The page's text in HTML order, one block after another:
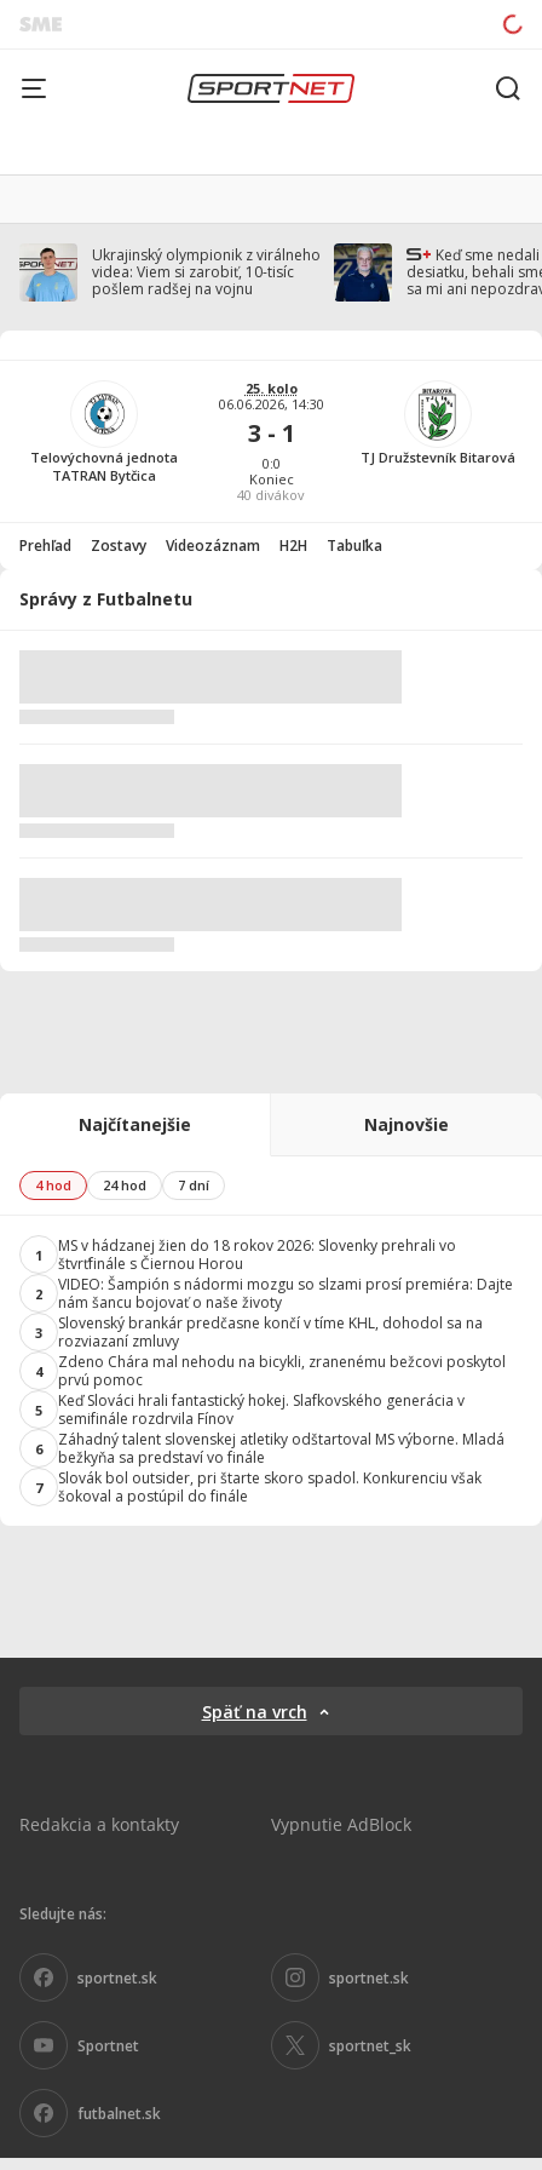
Ukrajinský olympionik z virálneho
videa: Viem si zarobiť, 10-tisíc
pošlem radšej na vojnu
Keď sme
desiatku, behali
sa mi ani
Telovýchovná jednota
TATRAN Bytčica
25. kolo
06.06.2026, 14:30
3 - 1
0:0
Koniec
40 divákov
TJ Družstevník Bitarová
Prehľad Zostavy Videozáznam H2H Tabuľka
Správy z Futbalnetu
Najčítanejšie Najnovšie
4 hod 24 hod 7 dní
1
MS v hádzanej žien do 18 rokov 2026: Slovenky prehrali vo
štvrťfinále s Čiernou Horou
2
VIDEO: Šampión s nádormi mozgu so slzami prosí premiéra: Dajte
nám šancu bojovať o naše životy
3
Slovenský brankár predčasne končí v tíme KHL, dohodol sa na
rozviazaní zmluvy
4
Zdeno Chára mal nehodu na bicykli, zranenému bežcovi poskytol
prvú pomoc
5
Keď Slováci hrali fantastický hokej. Slafkovského generácia v
semifinále rozdrvila Fínov
6
Záhadný talent slovenskej atletiky odštartoval MS výborne. Mladá
bežkyňa sa predstaví vo finále
7
Slovák bol outsider, pri štarte skoro spadol. Konkurenciu však
šokoval a postúpil do finále
Späť na vrch
Redakcia a kontakty Vypnutie AdBlock
Sledujte nás:
sportnet.sk sportnet.sk
Sportnet sportnet_sk
futbalnet.sk